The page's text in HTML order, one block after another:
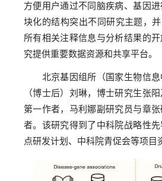
方便用户通过不同脑疾病、基因
块化的结构突出不同研究主题，
所有相关注释信息与分析结果的
究提供重要数据资源和共享平台。
北京基因组所（国家生物信息
（博士后）刘琳，博士研究生张
第一作者，马利娜副研究员与章
者。该研究得到了中科院战略性
点研发计划、中科院青促会等项目